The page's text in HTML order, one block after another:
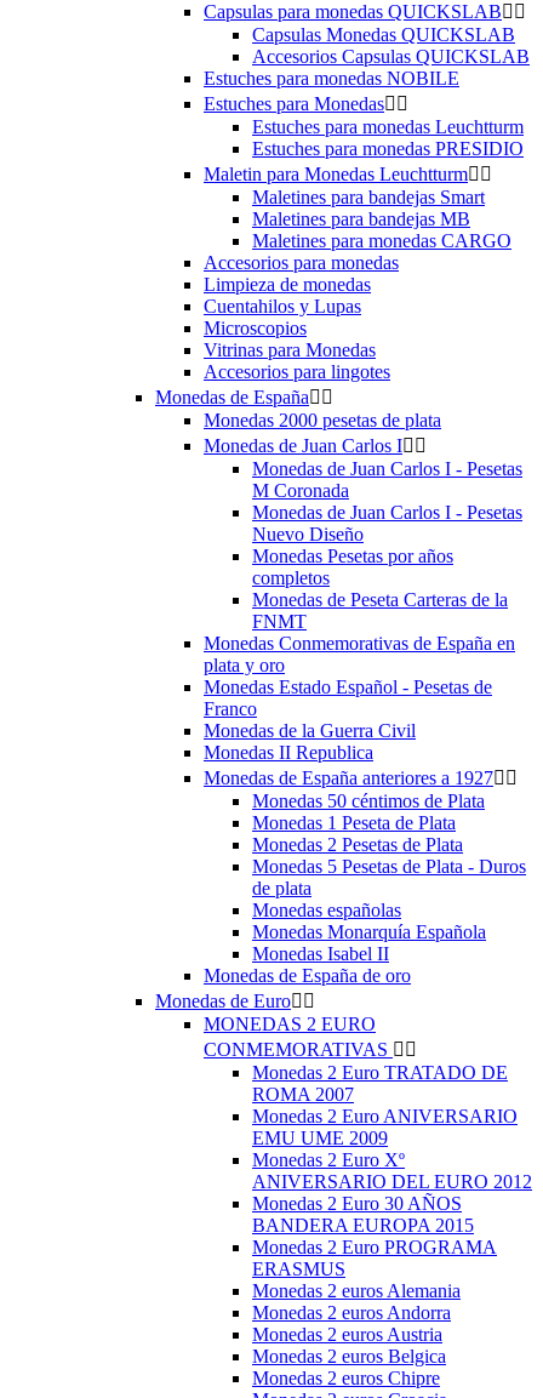
Capsulas para monedas QUICKSLAB 
Capsulas Monedas QUICKSLAB
Accesorios Capsulas QUICKSLAB
Estuches para monedas NOBILE
Estuches para Monedas 
Estuches para monedas Leuchtturm
Estuches para monedas PRESIDIO
Maletin para Monedas Leuchtturm 
Maletines para bandejas Smart
Maletines para bandejas MB
Maletines para monedas CARGO
Accesorios para monedas
Limpieza de monedas
Cuentahilos y Lupas
Microscopios
Vitrinas para Monedas
Accesorios para lingotes
Monedas de España 
Monedas 2000 pesetas de plata
Monedas de Juan Carlos I 
Monedas de Juan Carlos I - Pesetas
M Coronada
Monedas de Juan Carlos I - Pesetas
Nuevo Diseño
Monedas Pesetas por años
completos
Monedas de Peseta Carteras de la
FNMT
Monedas Conmemorativas de España en
plata y oro
Monedas Estado Español - Pesetas de
Franco
Monedas de la Guerra Civil
Monedas II Republica
Monedas de España anteriores a 1927 
Monedas 50 céntimos de Plata
Monedas 1 Peseta de Plata
Monedas 2 Pesetas de Plata
Monedas 5 Pesetas de Plata - Duros
de plata
Monedas españolas
Monedas Monarquía Española
Monedas Isabel II
Monedas de España de oro
Monedas de Euro 
MONEDAS 2 EURO
CONMEMORATIVAS  
Monedas 2 Euro TRATADO DE
ROMA 2007
Monedas 2 Euro ANIVERSARIO
EMU UME 2009
Monedas 2 Euro Xº
ANIVERSARIO DEL EURO 2012
Monedas 2 Euro 30 AÑOS
BANDERA EUROPA 2015
Monedas 2 Euro PROGRAMA
ERASMUS
Monedas 2 euros Alemania
Monedas 2 euros Andorra
Monedas 2 euros Austria
Monedas 2 euros Belgica
Monedas 2 euros Chipre